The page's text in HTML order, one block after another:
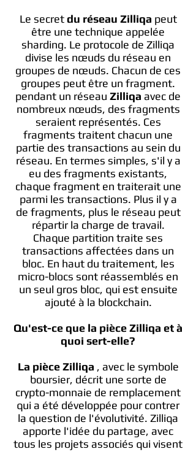
Le secretdu réseau Zilliqa peut
être une technique appelée
sharding. Le protocole de Zilliqa
divise les nœuds du réseau en
groupes de nœuds. Chacun de ces
groupes peut être un fragment.
pendant un réseau Zilliqa avec de
nombreux nœuds, des fragments
seraient représentés. Ces
fragments traitent chacun une
partie des transactions au sein du
réseau. En termes simples, s'il y a
eu des fragments existants,
chaque fragment en traiterait une
parmi les transactions. Plus il y a
de fragments, plus le réseau peut
répartir la charge de travail.
Chaque partition traite ses
transactions affectées dans un
bloc. En haut du traitement, les
micro-blocs sont réassemblés en
un seul gros bloc, qui est ensuite
ajouté à la blockchain.
Qu'est-ce que la pièce Zilliqa et à
quoi sert-elle?
La pièce Zilliqa , avec le symbole
boursier, décrit une sorte de
crypto-monnaie de remplacement
qui a été développée pour contrer
la question de l'évolutivité. Zilliqa
apporte l'idée du partage, avec
tous les projets associés qui visent